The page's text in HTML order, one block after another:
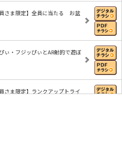
員さま限定】全員に当たる お盆
ぃ・フジッぴぃとAR射的で遊ぼ
さま限定】ランクアップトライ